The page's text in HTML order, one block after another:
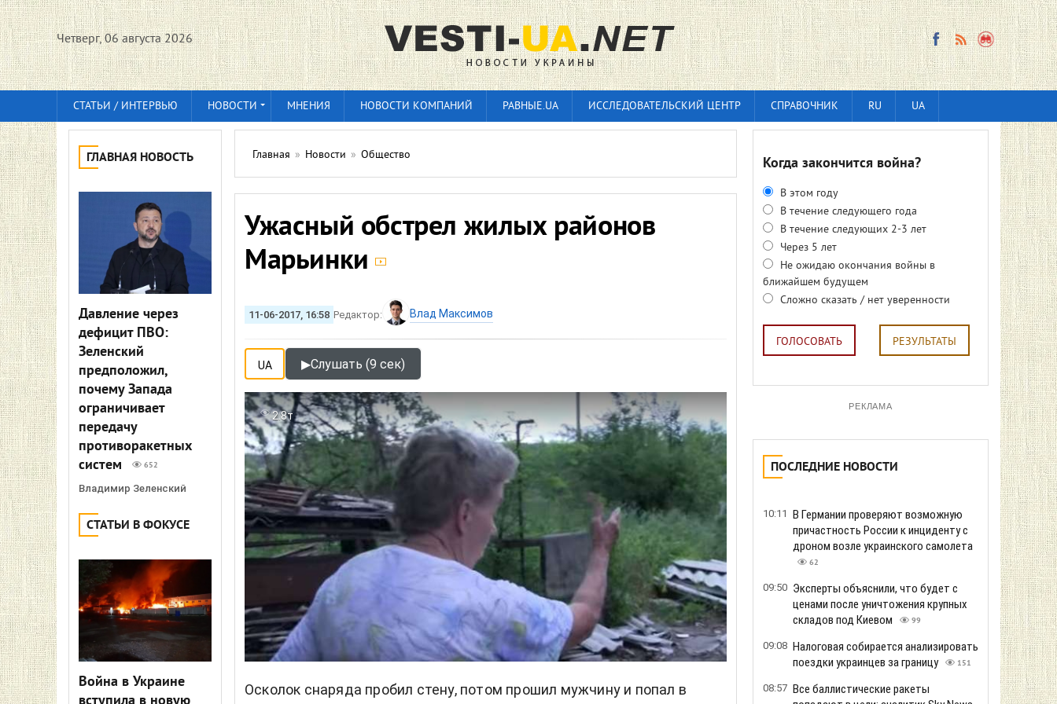
Четверг, 06 августа 2026
СТАТЬИ / ИНТЕРВЬЮ НОВОСТИ МНЕНИЯ НОВОСТИ КОМПАНИЙ РАВНЫЕ.UA ИССЛЕДОВАТЕЛЬСКИЙ ЦЕНТР СПРАВОЧНИК RU UA
ГЛАВНАЯ НОВОСТЬ
Давление через
дефицит ПВО:
Зеленский
предположил,
почему Запада
ограничивает
передачу
противоракетных
систем
652
Владимир Зеленский
СТАТЬИ В ФОКУСЕ
Война в Украине
Главная » Новости » Общество
Ужасный обстрел жилых районов
Марьинки
11-06-2017, 16:58 Редактор: Влад Максимов
UA ▶Слушать (9 сек)
2.8т
Осколок снаряда пробил стену, потом прошил мужчину и попал в
Когда закончится война?
В этом году
В течение следующего года
В течение следующих 2-3 лет
Через 5 лет
Не ожидаю окончания войны в
ближайшем будущем
Сложно сказать / нет уверенности
ГОЛОСОВАТЬ РЕЗУЛЬТАТЫ
РЕКЛАМА
ПОСЛЕДНИЕ НОВОСТИ
10:11 В Германии проверяют возможную
причастность России к инциденту с
дроном возле украинского самолета
62
09:50 Эксперты объяснили, что будет с
ценами после уничтожения крупных
складов под Киевом
99
09:08 Налоговая собирается анализировать
поездки украинцев за границу
151
08:57 Все баллистические ракеты